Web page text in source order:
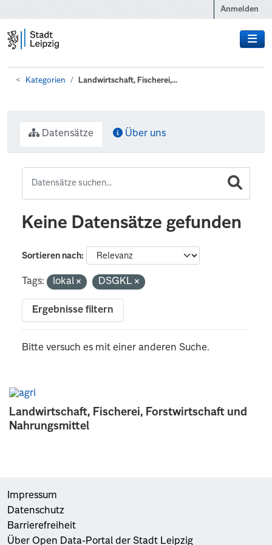
Anmelden
Kategorien Landwirtschaft, Fischerei,...
Landwirtschaft, Fischerei, Forstwirtschaft und
Nahrungsmittel
Datensätze Über uns
Keine Datensätze gefunden
Sortieren nach
Tags: lokal DSGKL
Ergebnisse filtern
Bitte versuch es mit einer anderen Suche.
Impressum
Datenschutz
Barrierefreiheit
Über Open Data-Portal der Stadt Leipzig